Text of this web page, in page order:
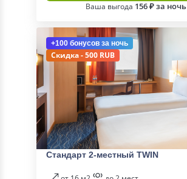
Ваша выгода 156 ₽ за ночь
+100 бонусов за ночь
Скидка - 500 RUB
Стандарт 2-местный TWIN